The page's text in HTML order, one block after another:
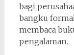
bagi
bangku
membaca
pengalaman.